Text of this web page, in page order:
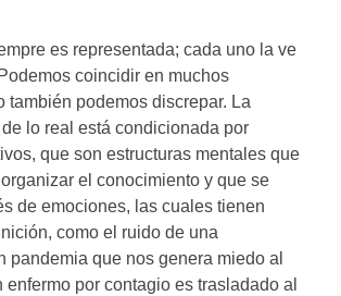
es representada; cada uno la ve
coincidir en muchos
también podemos discrepar. La
lo real está condicionada por
que son estructuras mentales que
el conocimiento y que se
de emociones, las cuales tienen
como el ruido de una
pandemia que nos genera miedo al
enfermo por contagio es trasladado al